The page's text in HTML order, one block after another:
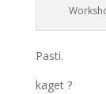
Pasti.
kaget ?